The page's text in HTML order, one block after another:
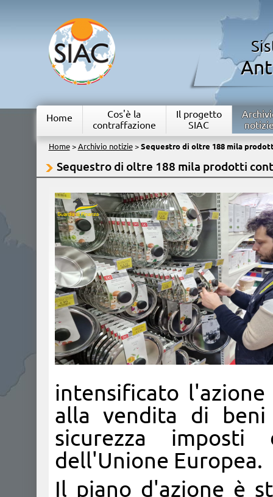
Home
Cos'è la
contraffazione
Il progetto
SIAC
Home> Archivio notizie> Sequestro di oltre 188 mila
Sequestro di oltre 188 mila prodotti
intensificato
alla vendita di
sicurezza
dell'Unione Europea.
Il piano d'azione è